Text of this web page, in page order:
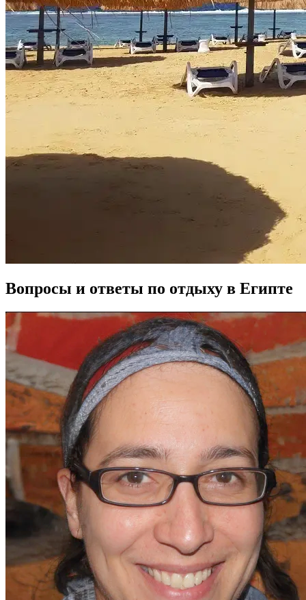
Вопросы и ответы по отдыху в Египте